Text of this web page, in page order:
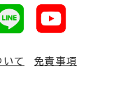
いて
免責事項